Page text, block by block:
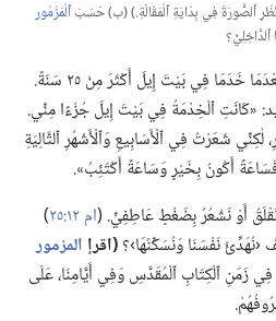
ٱلصُّورَةَ فِي بِدَايَةِ ٱلْمَقَالَةِ.‏)‏ (‏ب)‏ حَسَبَٱلْمَزْمُور
لُويْد وَأَلِكْسَنْدْرَا فِي ٱلْحَقْلِ بَعْدَمَا خَدَمَا فِي بَيْتَ إِيلَ أَكْثَرَ مِنْ ٢٥ سَنَةً.‏
«كَانَتِ ٱلْخِدْمَةُ فِي بَيْتَ إِيلَ جُزْءًا مِنِّي.‏
شَعَرْتُ فِي ٱلْأَسَابِيعِ وَٱلْأَشْهُرِ ٱلتَّالِيَةِ
أَكُونُ بِخَيْرٍ وَسَاعَةً أَكْتَئِبُ».‏
أَوْ نَشْعُرُ بِضَغْطٍ عَاطِفِيٍّ.‏ (‏ام ١٢:‏٢٥
‏)‏
نَفْسَنَا وَنُسَكِّنُهَا›؟‏‏(‏اقرإ المزمور
زَمَنِ ٱلْكِتَابِ ٱلْمُقَدَّسِ وَفِي أَيَّامِنَا،‏ عَلَى